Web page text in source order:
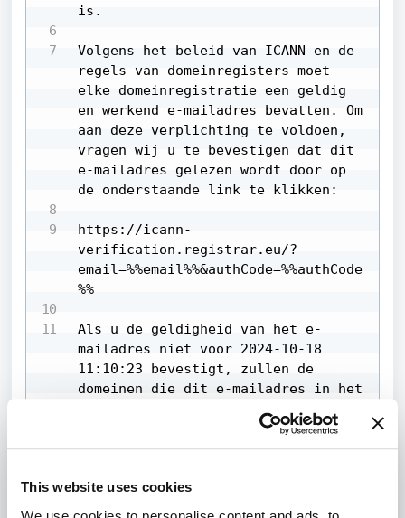
This website uses cookies
is.
Volgens het beleid van ICANN en de
regels van domeinregisters moet
elke domeinregistratie een geldig
en werkend e-mailadres bevatten. Om
aan deze verplichting te voldoen,
vragen wij u te bevestigen dat dit
e-mailadres gelezen wordt door op
de onderstaande link te klikken:
https://icann-
verification.registrar.eu/?
email=%%email%%&authCode=%%authCode
%%
Als u de geldigheid van het e-
mailadres niet voor 2024-10-18
11:10:23 bevestigt, zullen de
domeinen die dit e-mailadres in het
gedeactiveerd. Het weer activeren
is dan alleen mogelijk nadat de
Bedankt voor uw medewerking.